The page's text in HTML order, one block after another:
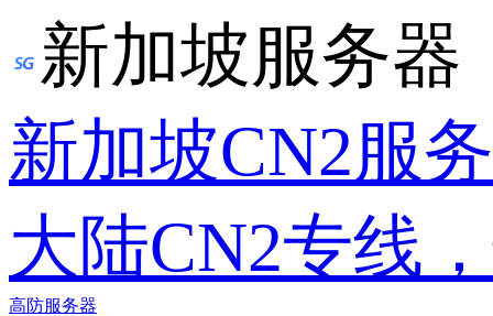
新加坡服务器
新加坡CN2服
大陆CN2专线
高防服务器